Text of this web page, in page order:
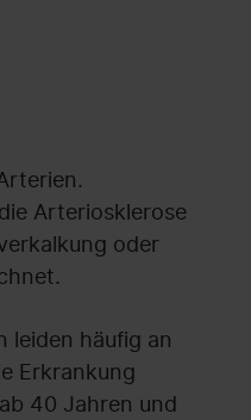
Arteriosklerose
oder
leiden häufig an
Erkrankung
40 Jahren und